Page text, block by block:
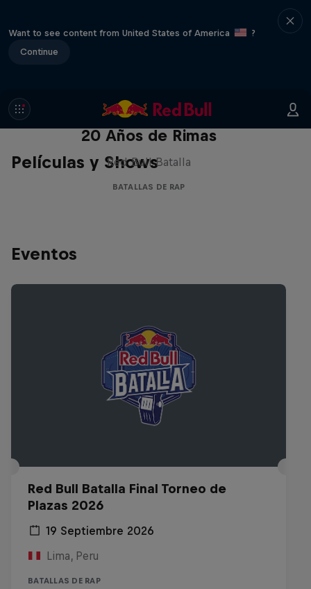
Want to see content from United States of America
?
Continue
Películas y Shows
Red Bull Batalla Nueva Historia:
20 Años de Rimas
Red Bull Batalla
BATALLAS DE RAP
Eventos
Red Bull Batalla Final Torneo de
Plazas 2026
19 Septiembre 2026
Lima, Peru
BATALLAS DE RAP